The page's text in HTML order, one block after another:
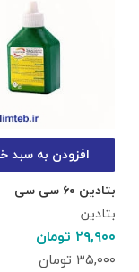
افزودن به سبد
بتادین ۶۰ سی سی
بتادین
۲۹,۹۰۰ تومان
۳۵,۰۰۰تومان